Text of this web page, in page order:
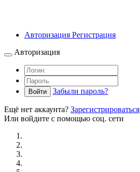
Авторизация Регистрация
Авторизация
Войти Забыли пароль?
Ещё нет аккаунта? Зарегистрироваться
Или войдите с помощью соц. сети